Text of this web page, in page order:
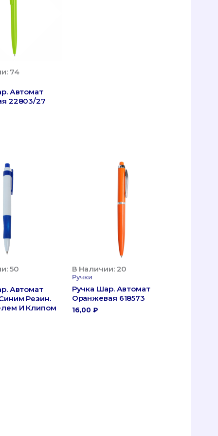
74
Автомат
22803/27
50
Автомат
Резин.
И Клипом
В Наличии: 20
Ручки
Ручка Шар. Автомат
Оранжевая 618573
16,00₽